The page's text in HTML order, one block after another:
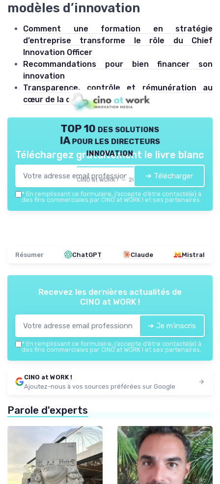
modèles d’innovation
Comment une formation en stratégie
d’entreprise transforme le rôle du Chief
Innovation Officer
Recommandations pour bien financer son
innovation
Transparence, contrôle et rémunération au
cœur de la donnée citoyenne
TOP 10 des solutions
IA pour les directeurs
innovation
CINO at WORK ! — 2026
Téléchargez gratuitement le livre blanc
➔ Télécharger
* En remplissant ce formulaire, j’accepte d’être contacté(e) à
des fins commerciales par CINO at WORK ! et ses partenaires.
Résumer ChatGPT Claude Mistral
Recevez les dernières actualités de
CINO at WORK !
➔ Je m'inscris
* En remplissant ce formulaire, j’accepte d’être contacté(e) à
des fins commerciales par CINO at WORK ! et ses partenaires.
CINO at WORK !
Ajoutez-nous à vos sources préférées sur Google
Parole d'experts